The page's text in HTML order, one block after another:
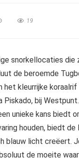
19
snorkellocaties
de beroemde
kleurrijke
Piskado, bij
unieke kans biedt
houden, biedt
blauw licht
de moeite